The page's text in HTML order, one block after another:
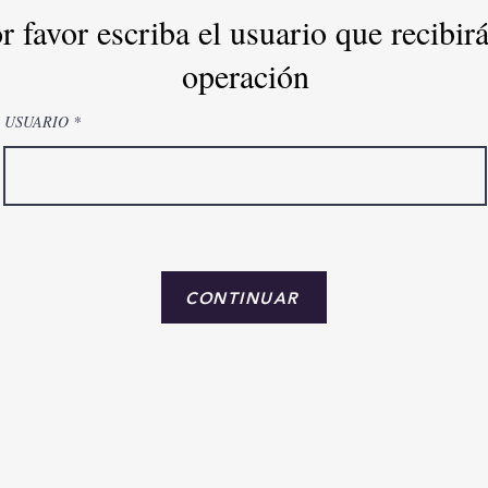
favor escriba el usuario que
operación
USUARIO
CONTINUAR